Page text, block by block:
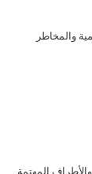
والمخاطر
المهتمة